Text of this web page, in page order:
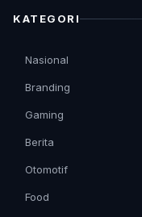
KATEGORI
Nasional
Branding
Gaming
Berita
Otomotif
Food